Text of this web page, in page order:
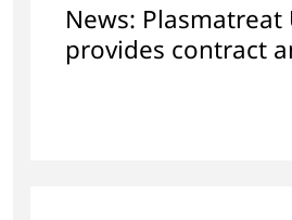
News: Plasmatreat
provides contract